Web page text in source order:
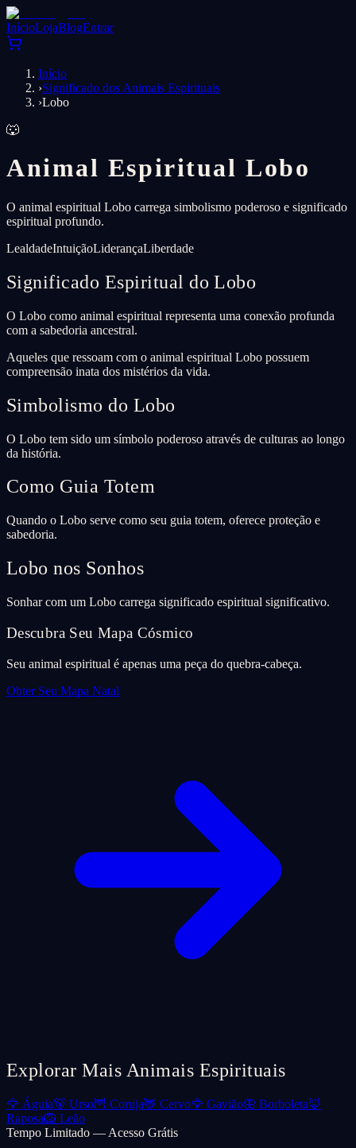
InícioLojaBlogEntrar
Início
›Significado dos Animais Espirituais
›Lobo
🐺
Animal Espiritual Lobo
O animal espiritual Lobo carrega simbolismo poderoso e significado
espiritual profundo.
LealdadeIntuiçãoLiderançaLiberdade
Significado Espiritual do Lobo
O Lobo como animal espiritual representa uma conexão profunda
com a sabedoria ancestral.
Aqueles que ressoam com o animal espiritual Lobo possuem
compreensão inata dos mistérios da vida.
Simbolismo do Lobo
O Lobo tem sido um símbolo poderoso através de culturas ao longo
da história.
Como Guia Totem
Quando o Lobo serve como seu guia totem, oferece proteção e
sabedoria.
Lobo nos Sonhos
Sonhar com um Lobo carrega significado espiritual significativo.
Descubra Seu Mapa Cósmico
Seu animal espiritual é apenas uma peça do quebra-cabeça.
Obter Seu Mapa Natal
Explorar Mais Animais Espirituais
🦅 Águia🐻 Urso🦉 Coruja🦌 Cervo🦅 Gavião🦋 Borboleta🦊
Raposa🦁 Leão
Tempo Limitado — Acesso Grátis